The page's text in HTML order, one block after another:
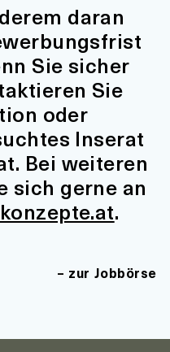
daran
Sie sicher
Sie
oder
Inserat
Bei weiteren
sich gerne an
.
zur Jobbörse